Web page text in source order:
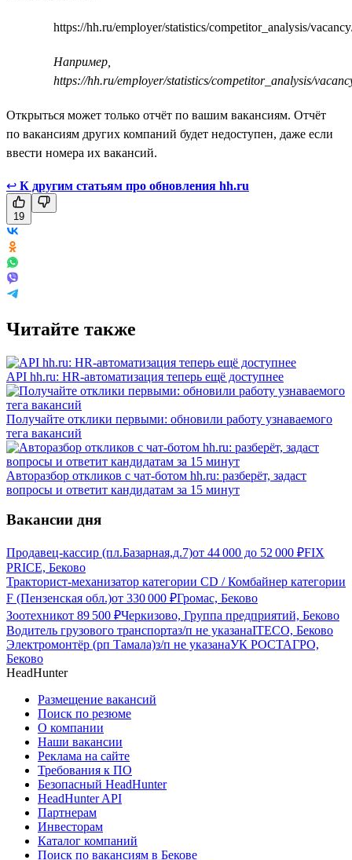
https://hh.ru/employer/statistics/competitor_analysis/
Например,
https://hh.ru/employer/statistics/competitor_analysis/
Открыться может только отчёт по вашим вакансиям. Отчёт
по вакансиям других компаний будет недоступен, даже если
ввести номера их вакансий.
↩ К другим статьям про обновления hh.ru
19
Читайте также
API hh.ru: HR-автоматизация теперь ещё доступнее
Получайте отклики первыми: обновили работу узнаваемого
тега вакансий
Авторазбор откликов с чат-ботом hh.ru: разберёт, задаст
вопросы и ответит кандидатам за 15 минут
Вакансии дня
Продавец-кассир (пл.Базарная,д.7)от 44 000 до 52 000 ₽FIX
PRICE, Беково
Тракторист-механизатор категории CD / Комбайнер категории
F (Пензенская обл.)от 330 000 ₽Громас, Беково
Зоотехникот 89 500 ₽Черкизово, Группа предприятий, Беково
Водитель грузового транспортаз/п не указанаITECO, Беково
Электромонтёр (рп Тамала)з/п не указанаУК РОСТАГРО,
Беково
HeadHunter
Размещение вакансий
Поиск по резюме
О компании
Наши вакансии
Реклама на сайте
Требования к ПО
Безопасный HeadHunter
HeadHunter API
Партнерам
Инвесторам
Каталог компаний
Поиск по вакансиям в Бекове